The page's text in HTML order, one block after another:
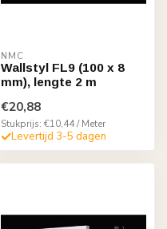
NMC
Wallstyl FL9 (100 x 8
mm), lengte 2 m
€20,88
Stukprijs: €10,44 / Meter
Levertijd 3-5 dagen